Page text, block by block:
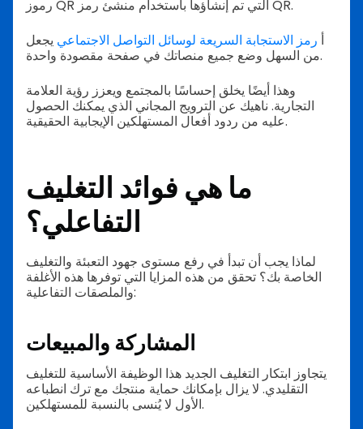
رموز QR التي تم إنشاؤها باستخدام منشئ رمز QR.
أ رمز الاستجابة السريعة لوسائل التواصل الاجتماعي يجعل
من السهل وضع جميع منصاتك في صفحة مقصودة واحدة.
وهذا أيضًا يخلق إحساسًا بالمجتمع ويعزز رؤية العلامة
التجارية. ناهيك عن الترويج المجاني الذي يمكنك الحصول
عليه من ردود أفعال المستهلكين الإيجابية الحقيقية.
ما هي فوائد التغليف
التفاعلي؟
لماذا يجب أن تبدأ في رفع مستوى جهود التعبئة والتغليف
الخاصة بك؟ تحقق من هذه المزايا التي توفرها هذه الأغلفة
والملصقات التفاعلية:
المشاركة والمبيعات
يتجاوز ابتكار التغليف الجديد هذا الوظيفة الأساسية للتغليف
التقليدي. لا يزال بإمكانك حماية منتجك مع ترك انطباعه
الأول لا يُنسى بالنسبة للمستهلكين.